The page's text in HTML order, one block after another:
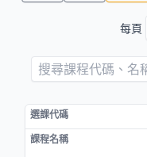
每頁